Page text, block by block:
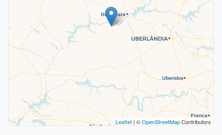
Leaflet | ©OpenStreetMapContributors